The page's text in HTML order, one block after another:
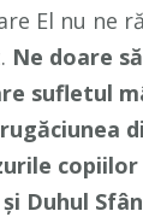
El nu ne
Ne doare
sufletul
copiilor
Duhul